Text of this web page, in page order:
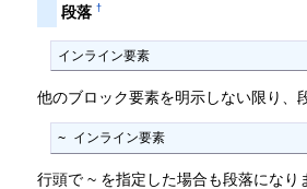
段落†
インライン要素
他のブロック要素を明示しない限り、
~ インライン要素
行頭で ~ を指定した場合も段落になり